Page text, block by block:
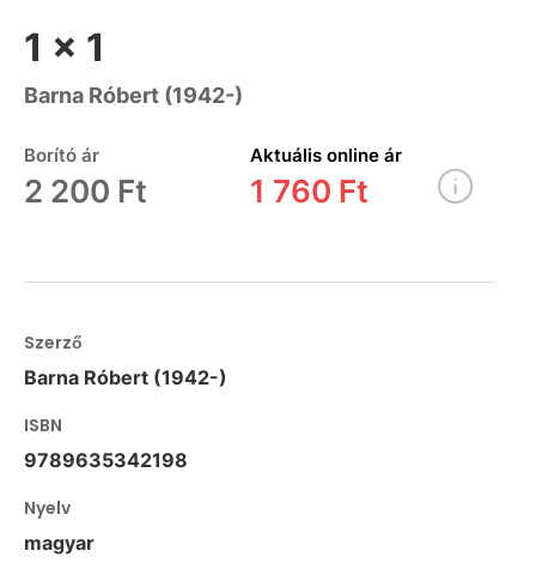
1 x 1
Barna Róbert (1942-)
Borító ár
2 200 Ft
Aktuális online ár
1 760 Ft
Szerző
Barna Róbert (1942-)
ISBN
9789635342198
Nyelv
magyar